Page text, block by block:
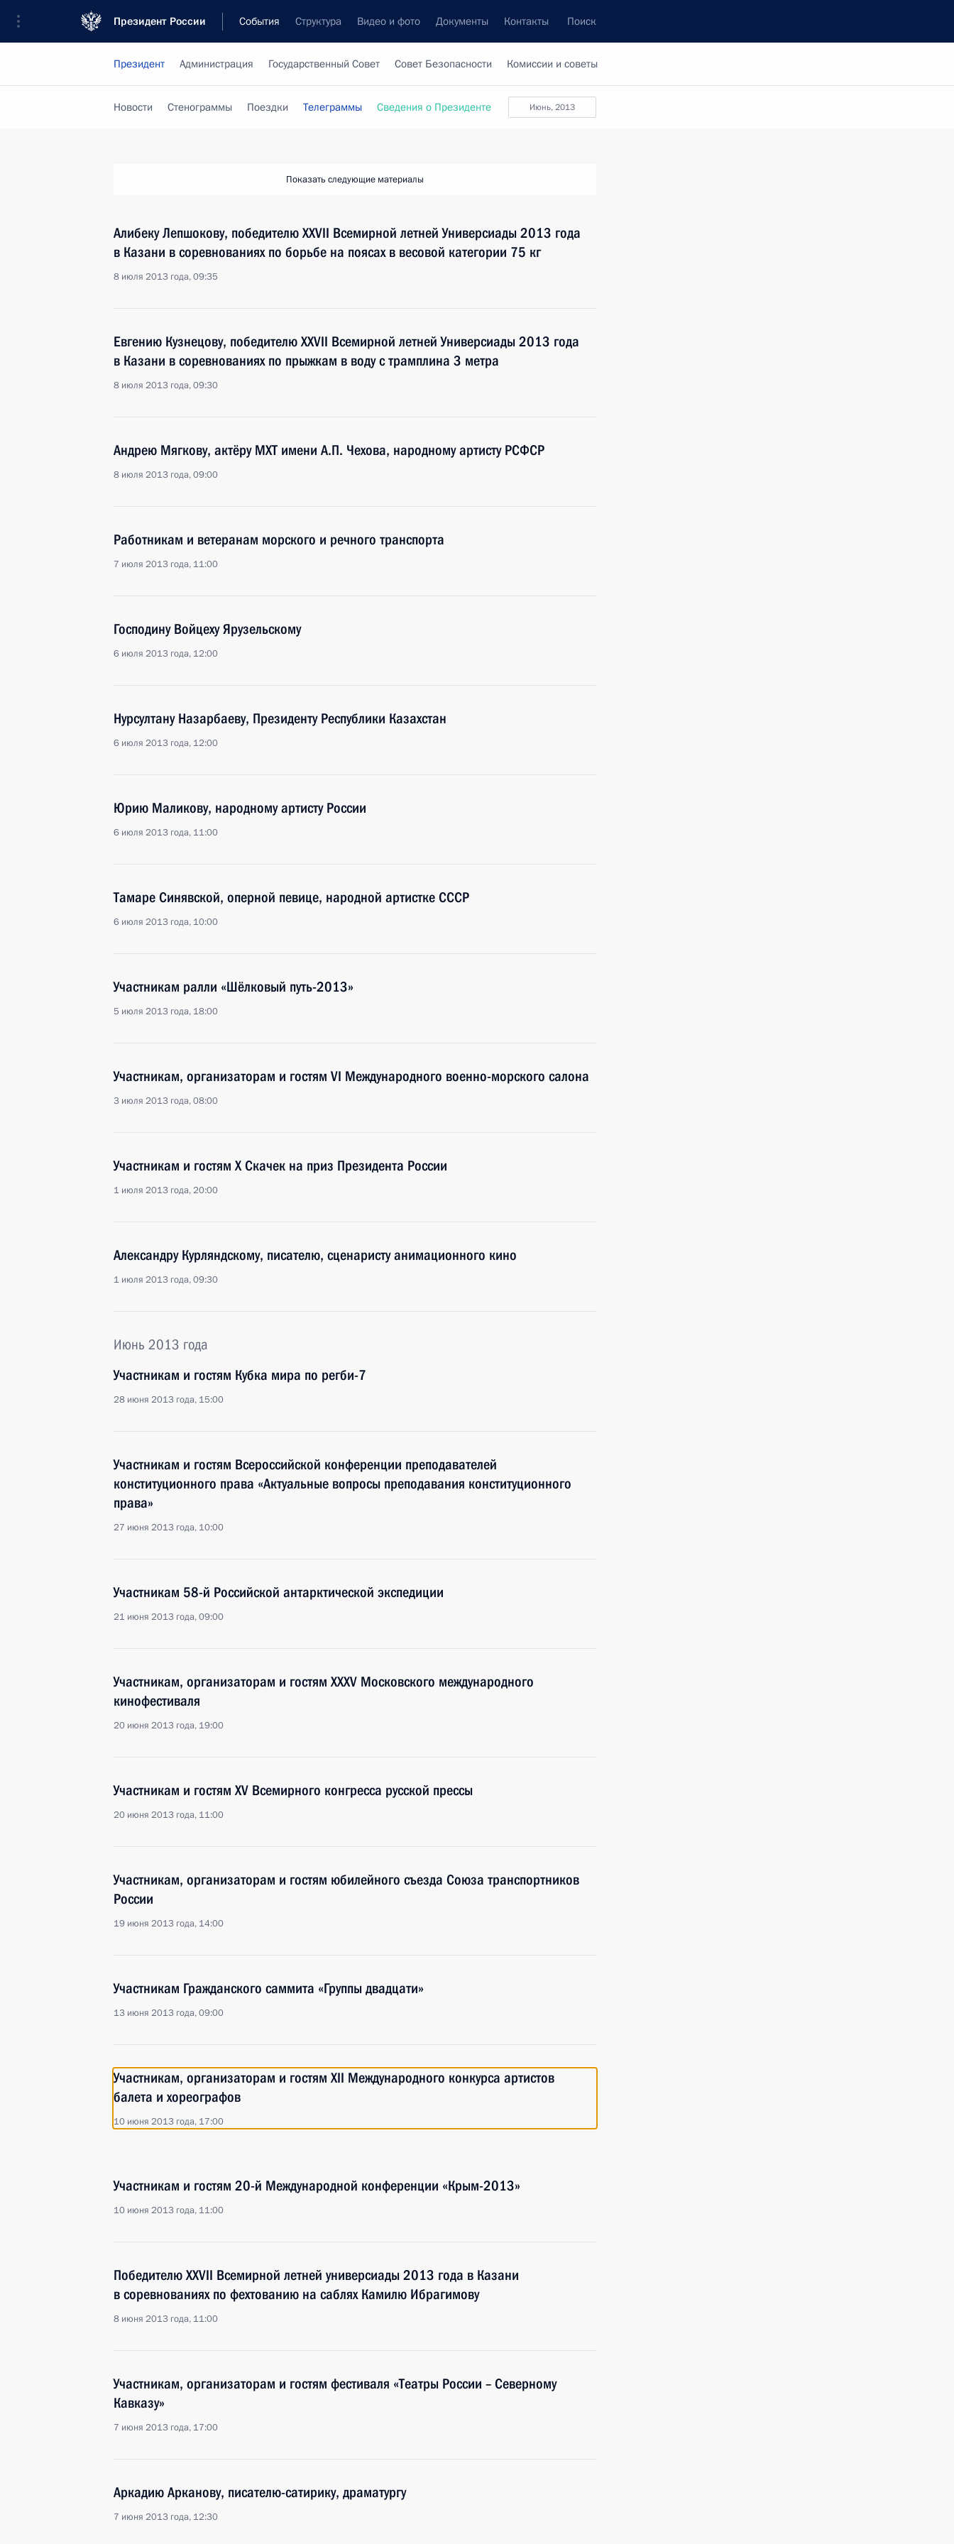
Президент России События Структура Видео и фото Документы Контакты Поиск
Президент Администрация Государственный Совет Совет Безопасности Комиссии и советы
июнь, 2013
Новости Стенограммы Поездки Телеграммы Сведения о Президенте
Показать следующие материалы
Алибеку Лепшокову, победителю XXVII Всемирной летней Универсиады 2013 года
в Казани в соревнованиях по борьбе на поясах в весовой категории 75 кг
8 июля 2013 года, 09:35
Евгению Кузнецову, победителю XXVII Всемирной летней Универсиады 2013 года
в Казани в соревнованиях по прыжкам в воду с трамплина 3 метра
8 июля 2013 года, 09:30
Андрею Мягкову, актёру МХТ имени А.П. Чехова, народному артисту РСФСР
8 июля 2013 года, 09:00
Работникам и ветеранам морского и речного транспорта
7 июля 2013 года, 11:00
Господину Войцеху Ярузельскому
6 июля 2013 года, 12:00
Нурсултану Назарбаеву, Президенту Республики Казахстан
6 июля 2013 года, 12:00
Юрию Маликову, народному артисту России
6 июля 2013 года, 11:00
Тамаре Синявской, оперной певице, народной артистке СССР
6 июля 2013 года, 10:00
Участникам ралли «Шёлковый путь-2013»
5 июля 2013 года, 18:00
Участникам, организаторам и гостям VI Международного военно-морского салона
3 июля 2013 года, 08:00
Участникам и гостям X Скачек на приз Президента России
1 июля 2013 года, 20:00
Александру Курляндскому, писателю, сценаристу анимационного кино
1 июля 2013 года, 09:30
Июнь 2013 года
Участникам и гостям Кубка мира по регби-7
28 июня 2013 года, 15:00
Участникам и гостям Всероссийской конференции преподавателей
конституционного права «Актуальные вопросы преподавания конституционного
права»
27 июня 2013 года, 10:00
Участникам 58-й Российской антарктической экспедиции
21 июня 2013 года, 09:00
Участникам, организаторам и гостям XXXV Московского международного
кинофестиваля
20 июня 2013 года, 19:00
Участникам и гостям XV Всемирного конгресса русской прессы
20 июня 2013 года, 11:00
Участникам, организаторам и гостям юбилейного съезда Союза транспортников
России
19 июня 2013 года, 14:00
Участникам Гражданского саммита «Группы двадцати»
13 июня 2013 года, 09:00
Участникам, организаторам и гостям XII Международного конкурса артистов
балета и хореографов
10 июня 2013 года, 17:00
Участникам и гостям 20-й Международной конференции «Крым-2013»
10 июня 2013 года, 11:00
Победителю XXVII Всемирной летней универсиады 2013 года в Казани
в соревнованиях по фехтованию на саблях Камилю Ибрагимову
8 июня 2013 года, 11:00
Участникам, организаторам и гостям фестиваля «Театры России – Северному
Кавказу»
7 июня 2013 года, 17:00
Аркадию Арканову, писателю-сатирику, драматургу
7 июня 2013 года, 12:30